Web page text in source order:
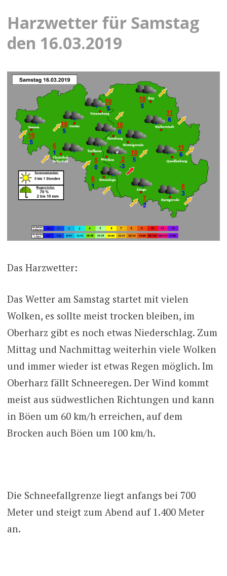
Harzwetter für Samstag
den 16.03.2019
Das Harzwetter:
Das Wetter am Samstag startet mit vielen
Wolken, es sollte meist trocken bleiben, im
Oberharz gibt es noch etwas Niederschlag. Zum
Mittag und Nachmittag weiterhin viele Wolken
und immer wieder ist etwas Regen möglich. Im
Oberharz fällt Schneeregen. Der Wind kommt
meist aus südwestlichen Richtungen und kann
in Böen um 60 km/h erreichen, auf dem
Brocken auch Böen um 100 km/h.
Die Schneefallgrenze liegt anfangs bei 700
Meter und steigt zum Abend auf 1.400 Meter
an.